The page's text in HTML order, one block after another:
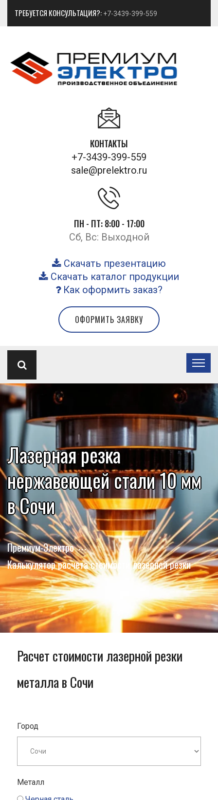
ТРЕБУЕТСЯ КОНСУЛЬТАЦИЯ?: +7-3439-399-559
КОНТАКТЫ
+7-3439-399-559
sale@prelektro.ru
ПН - ПТ: 8:00 - 17:00
Сб, Вс: Выходной
Скачать презентацию
Скачать каталог продукции
Как оформить заказ?
ОФОРМИТЬ ЗАЯВКУ
Лазерная резка
нержавеющей стали 10 мм
в Сочи
Премиум-Электро
Калькулятор расчета стоимости лазерной резки
Расчет стоимости лазерной резки
металла в Сочи
Город
Металл